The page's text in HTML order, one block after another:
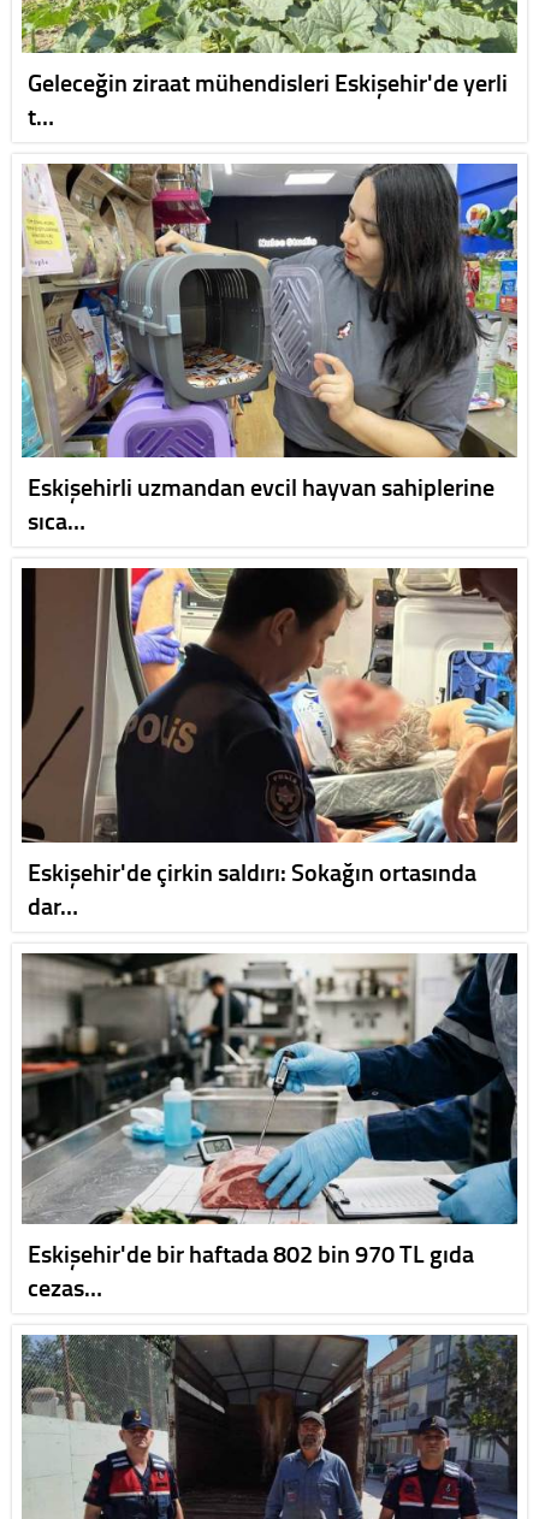
Geleceğin ziraat mühendisleri Eskişehir'de yerli
t…
Eskişehirli uzmandan evcil hayvan sahiplerine
sıca…
Eskişehir'de çirkin saldırı: Sokağın ortasında
dar…
Eskişehir'de bir haftada 802 bin 970 TL gıda
cezas…